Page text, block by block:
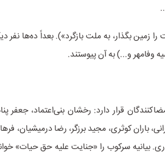
زمین بگذار، به ملت بازگرد»). بعداً ده‌ها نفر
وفامهر و...) به آن پیوستند.
امضاکنندگان قرار دارد: رخشان بنی‌اعتماد، جعفر
باران کوثری، مجید برزگر، رضا درمیشیان،
بیانیه سرکوب را «جنایت علیه حق حیات»